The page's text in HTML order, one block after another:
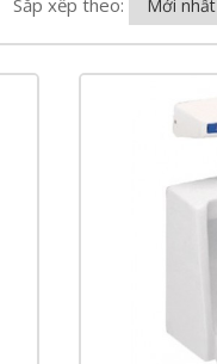
Sắp xếp theo: